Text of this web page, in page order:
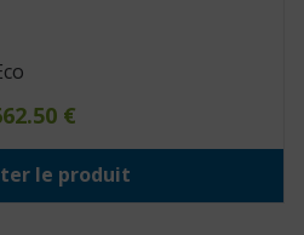
€
le produit